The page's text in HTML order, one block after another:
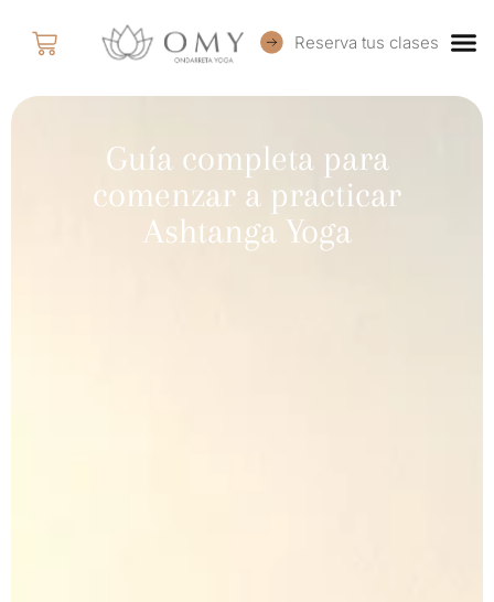
Reserva tus clases
Guía completa para
comenzar a practicar
Ashtanga Yoga